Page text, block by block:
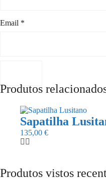
Email *
Produtos
Sapatilha
135,00 €
This
product
has
multiple
variants.
may
Produtos vistos